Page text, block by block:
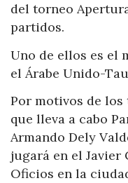
del torneo
partidos.
Uno de ellos es el
el Árabe Unido-
Por motivos de
que lleva a cabo
Armando Dely
jugará en el Javier
Oficios en la